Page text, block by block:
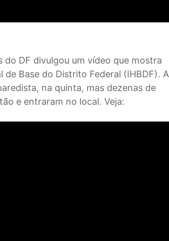
DF divulgou um vídeo que mostra
Base do Distrito Federal (IHBDF). A
na quinta, mas dezenas de
e entraram no local. Veja: